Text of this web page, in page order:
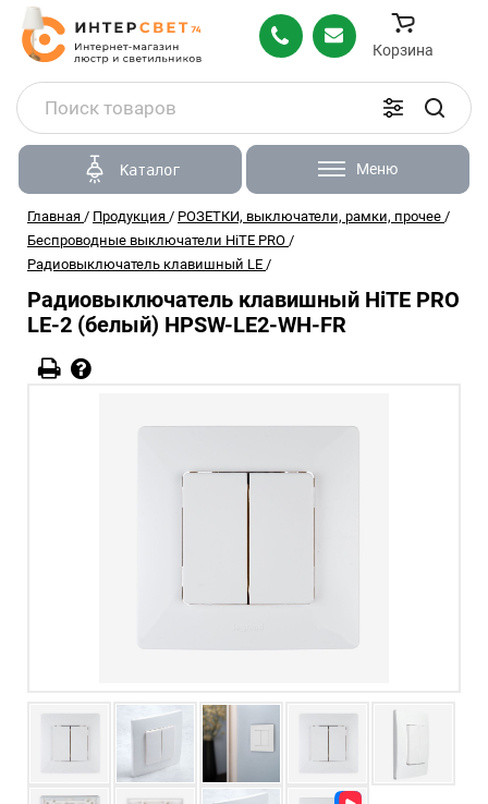
Корзина
Каталог Меню
Главная / Продукция / РОЗЕТКИ, выключатели, рамки, прочее /
Беспроводные выключатели HiTE PRO /
Радиовыключатель клавишный LE /
Радиовыключатель клавишный HiTE PRO
LE-2 (белый) HPSW-LE2-WH-FR